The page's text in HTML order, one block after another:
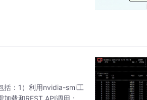
括：1）利用nvidia-smi工